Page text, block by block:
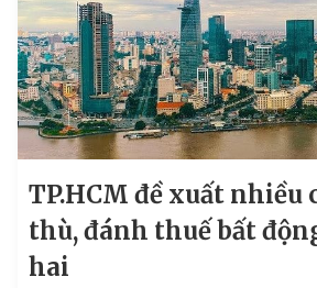
TP.HCM đề xuất nhiều
thù, đánh thuế bất
hai